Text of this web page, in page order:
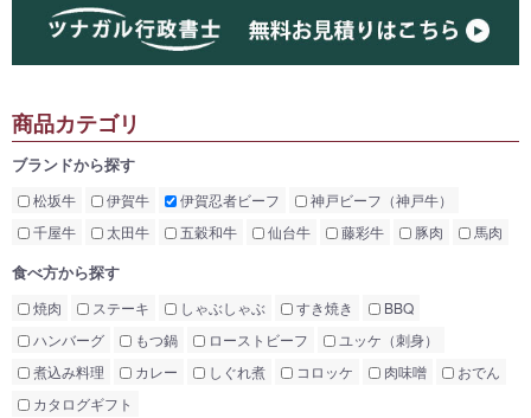
商品カテゴリ
ブランドから探す
松坂牛 伊賀牛 伊賀忍者ビーフ
神戸ビーフ（神戸牛）
千屋牛
太田牛 五穀和牛 仙台牛 藤彩牛 豚肉 馬肉
食べ方から探す
焼肉 ステーキ しゃぶしゃぶ すき焼き
BBQ
ハンバーグ
もつ鍋 ローストビーフ
ユッケ（刺身）
煮込み料理
カレー しぐれ煮 コロッケ 肉味噌
おでん
カタログギフト